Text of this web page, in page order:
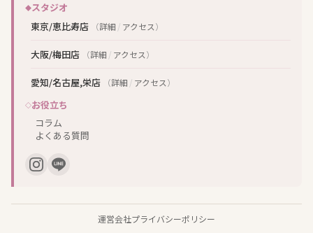
スタジオ
東京/恵比寿店
（詳細 / アクセス）
大阪/梅田店 （詳細 / アクセス）
愛知/名古屋,栄店 （詳細 / アクセス）
お役立ち
コラム
よくある質問
運営会社プライバシーポリシー